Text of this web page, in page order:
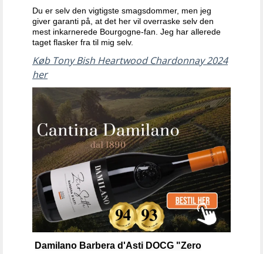
Du er selv den vigtigste smagsdommer, men jeg
giver garanti på, at det her vil overraske selv den
mest inkarnerede Bourgogne-fan. Jeg har allerede
taget flasker fra til mig selv.
Køb Tony Bish Heartwood Chardonnay 2024
her
Damilano Barbera d'Asti DOCG "Zero